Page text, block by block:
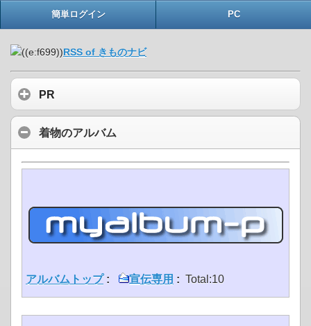
簡単ログイン PC
RSS of きものナビ
PR
着物のアルバム
アルバムトップ: 宣伝専用 : Total:10